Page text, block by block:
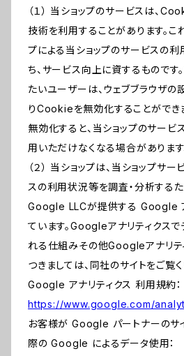
（１） 当ショップのサービスは、
技術を利用することがあります。こ
プによる当ショップのサービスの
ち、サービス向上に資するもので
たいユーザーは、ウェブブラウザの
りCookieを無効化することができ
無効化すると、当ショップのサー
用いただけなくなる場合があります
（２） 当ショップは、当ショップサ
スの利用状況等を調査・分析する
Google LLCが提供する Google
ています。Googleアナリティクス
れる仕組みその他Googleアナリテ
つきましては、同社のサイトをご覧く
Google アナリティクス 利用規約：
https://www.google.com/
お客様が Google パートナーのサ
際の Google によるデータ使用：